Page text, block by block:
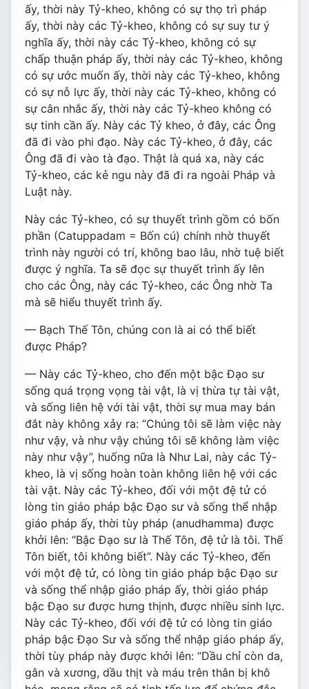
ấy, thời này Tỷ-kheo, không có sự thọ trì pháp
ấy, thời này các Tỷ-kheo, không có sự suy tư ý
nghĩa ấy, thời này các Tỷ-kheo, không có sự
chấp thuận pháp ấy, thời này các Tỷ-kheo, không
có sự ước muốn ấy, thời này các Tỷ-kheo, không
có sự nỗ lực ấy, thời này các Tỷ-kheo, không có
sự cân nhắc ấy, thời này các Tỷ-kheo không có
sự tinh cần ấy. Này các Tỷ kheo, ở đây, các Ông
đã đi vào phi đạo. Này các Tỷ-kheo, ở đây, các
Ông đã đi vào tà đạo. Thật là quá xa, này các
Tỷ-kheo, các kẻ ngu này đã đi ra ngoài Pháp và
Luật này.
Này các Tỷ-kheo, có sự thuyết trình gồm có bốn
phần (Catuppadam = Bốn cú) chính nhờ thuyết
trình này người có trí, không bao lâu, nhờ tuệ biết
được ý nghĩa. Ta sẽ đọc sự thuyết trình ấy lên
cho các Ông, này các Tỷ-kheo, các Ông nhờ Ta
mà sẽ hiểu thuyết trình ấy.
— Bạch Thế Tôn, chúng con là ai có thể biết
được Pháp?
— Này các Tỷ-kheo, cho đến một bậc Ðạo sư
sống quá trọng vọng tài vật, là vị thừa tự tài vật,
và sống liên hệ với tài vật, thời sự mua may bán
đắt này không xảy ra: “Chúng tôi sẽ làm việc này
như vậy, và như vậy chúng tôi sẽ không làm việc
này như vậy”, huống nữa là Như Lai, này các Tỷ-
kheo, là vị sống hoàn toàn không liên hệ với các
tài vật. Này các Tỷ-kheo, đối với một đệ tử có
lòng tin giáo pháp bậc Ðạo sư và sống thể nhập
giáo pháp ấy, thời tùy pháp (anudhamma) được
khởi lên: “Bậc Ðạo sư là Thế Tôn, đệ tử là tôi. Thế
Tôn biết, tôi không biết”. Này các Tỷ-kheo, đến
với một đệ tử, có lòng tin giáo pháp bậc Ðạo sư
và sống thể nhập giáo pháp ấy, thời giáo pháp
bậc Ðạo sư được hưng thịnh, được nhiều sinh lực.
Này các Tỷ-kheo, đối với đệ tử có lòng tin giáo
pháp bậc Ðạo Sư và sống thể nhập giáo pháp ấy,
thời tùy pháp này được khởi lên: “Dầu chỉ còn da,
gân và xương, dầu thịt và máu trên thân bị khô